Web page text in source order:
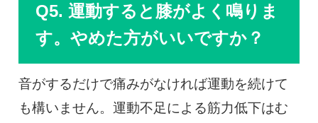
Q5. 運動すると膝がよく鳴りま
す。やめた方がいいですか？
音がするだけで痛みがなければ運動を続けて
も構いません。運動不足による筋力低下はむ